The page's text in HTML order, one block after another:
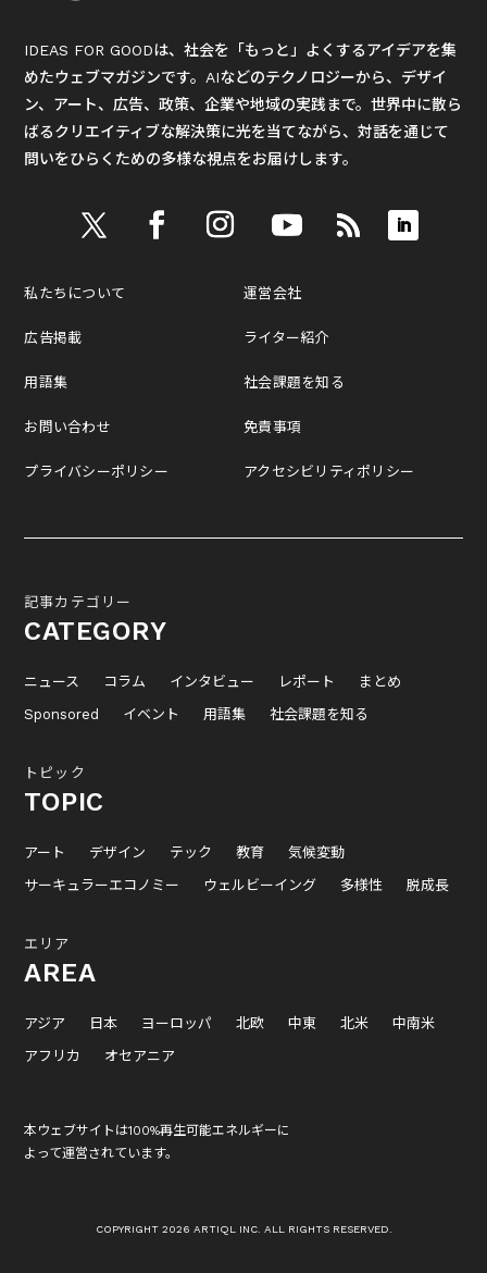
IDEAS FOR GOODは、社会を「もっと」よくするアイデアを集
めたウェブマガジンです。AIなどのテクノロジーから、デザイ
ン、アート、広告、政策、企業や地域の実践まで。世界中に散ら
ばるクリエイティブな解決策に光を当てながら、対話を通じて
問いをひらくための多様な視点をお届けします。
私たちについて
広告掲載
用語集
お問い合わせ
プライバシーポリシー
運営会社
ライター紹介
社会課題を知る
免責事項
アクセシビリティポリシー
記事カテゴリー
CATEGORY
ニュース コラム インタビュー レポート
まとめ
Sponsored
イベント 用語集 社会課題を知る
トピック
TOPIC
アート デザイン テック 教育
気候変動
サーキュラーエコノミー
ウェルビーイング 多様性 脱成長
エリア
AREA
アジア 日本 ヨーロッパ 北欧 中東 北米
中南米
アフリカ
オセアニア
本ウェブサイトは100%再生可能エネルギーに
よって運営されています。
COPYRIGHT 2026 ARTIQL INC. ALL RIGHTS RESERVED.